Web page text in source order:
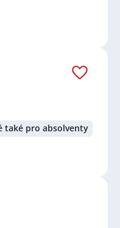
také pro absolventy